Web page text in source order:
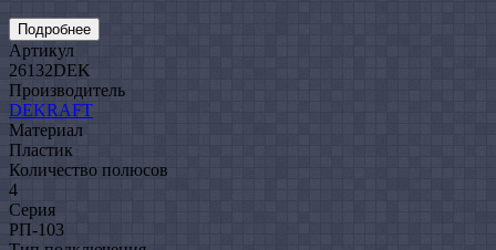
Подробнее
Артикул
26132DEK
Производитель
DEKRAFT
Материал
Пластик
Количество полюсов
4
Серия
РП-103